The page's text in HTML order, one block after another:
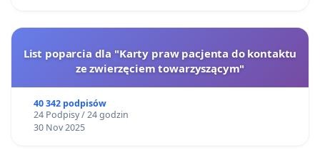
List poparcia dla "Karty praw pacjenta do kontaktu
ze zwierzęciem towarzyszącym"
40 342 podpisów
24 Podpisy / 24 godzin
30 Nov 2025